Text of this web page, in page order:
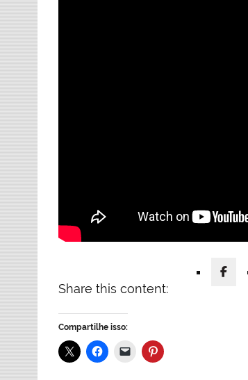
Share this content:
Compartilhe isso: